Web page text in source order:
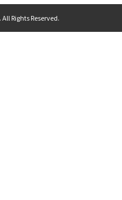
Rights Reserved.